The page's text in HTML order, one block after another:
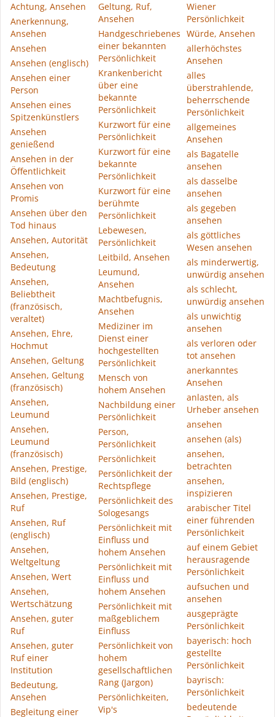
Achtung, Ansehen
Anerkennung,
Ansehen
Ansehen
Ansehen (englisch)
Ansehen einer
Person
Ansehen eines
Spitzenkünstlers
Ansehen
genießend
Ansehen in der
Öffentlichkeit
Ansehen von
Promis
Ansehen über den
Tod hinaus
Ansehen, Autorität
Ansehen,
Bedeutung
Ansehen,
Beliebtheit
(französisch,
veraltet)
Ansehen, Ehre,
Hochmut
Ansehen, Geltung
Ansehen, Geltung
(französisch)
Ansehen,
Leumund
Ansehen,
Leumund
(französisch)
Ansehen, Prestige,
Bild (englisch)
Ansehen, Prestige,
Ruf
Ansehen, Ruf
(englisch)
Ansehen,
Weltgeltung
Ansehen, Wert
Ansehen,
Wertschätzung
Ansehen, guter
Ruf
Ansehen, guter
Ruf einer
Institution
Bedeutung,
Ansehen
Begleitung einer
Geltung, Ruf,
Ansehen
Handgeschriebenes
einer bekannten
Persönlichkeit
Krankenbericht
über eine
bekannte
Persönlichkeit
Kurzwort für eine
Persönlichkeit
Kurzwort für eine
bekannte
Persönlichkeit
Kurzwort für eine
berühmte
Persönlichkeit
Lebewesen,
Persönlichkeit
Leitbild, Ansehen
Leumund,
Ansehen
Machtbefugnis,
Ansehen
Mediziner im
Dienst einer
hochgestellten
Persönlichkeit
Mensch von
hohem Ansehen
Nachbildung einer
Persönlichkeit
Person,
Persönlichkeit
Persönlichkeit
Persönlichkeit der
Rechtspflege
Persönlichkeit des
Sologesangs
Persönlichkeit mit
Einfluss und
hohem Ansehen
Persönlichkeit mit
Einfluss und
hohem Ansehen
Persönlichkeit mit
maßgeblichem
Einfluss
Persönlichkeit von
hohem
gesellschaftlichen
Rang (Jargon)
Persönlichkeiten,
Vip's
Wiener
Persönlichkeit
Würde, Ansehen
allerhöchstes
Ansehen
alles
überstrahlende,
beherrschende
Persönlichkeit
allgemeines
Ansehen
als Bagatelle
ansehen
als dasselbe
ansehen
als gegeben
ansehen
als göttliches
Wesen ansehen
als minderwertig,
unwürdig ansehen
als schlecht,
unwürdig ansehen
als unwichtig
ansehen
als verloren oder
tot ansehen
anerkanntes
Ansehen
anlasten, als
Urheber ansehen
ansehen
ansehen (als)
ansehen,
betrachten
ansehen,
inspizieren
arabischer Titel
einer führenden
Persönlichkeit
auf einem Gebiet
herausragende
Persönlichkeit
aufsuchen und
ansehen
ausgeprägte
Persönlichkeit
bayerisch: hoch
gestellte
Persönlichkeit
bayrisch:
Persönlichkeit
bedeutende